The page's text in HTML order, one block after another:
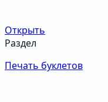
Открыть
Раздел
Печать буклетов